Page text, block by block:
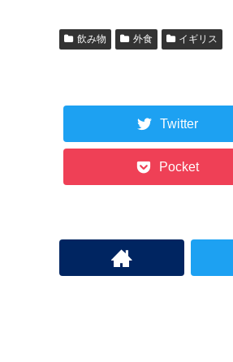
飲み物 外食 イギリス
Twitter
Pocket